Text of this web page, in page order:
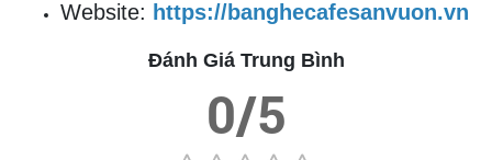
BGCF02431!
CÔNG TY TNHH MTV SX TM DV NỘI THẤT
Địa chỉ trụ sở: 64/13/10 Đường Phạm Ngũ